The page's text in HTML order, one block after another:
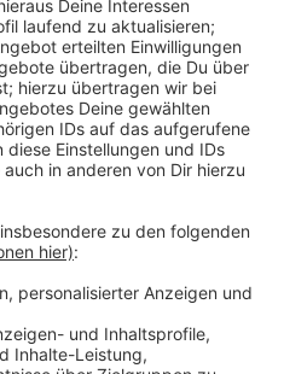
aber: Schon 65
- ähnlich hatte sich SPD-
bei Antenne Düsseldorf
unter Druck
finden.
zum Thema: